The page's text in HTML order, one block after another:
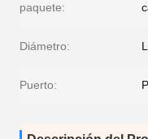
paquete:
Diámetro:
Puerto: